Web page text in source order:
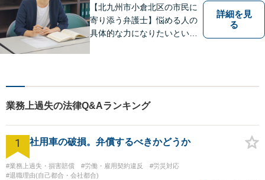
【北九州市小倉北区の市民に
寄り添う弁護士】悩める人の
具体的な力になりたいという
面を乗り越える手助けをして
ご相談ください。
詳細を見
る
業務上過失の法律Q&Aランキング
1 社用車の破損。弁償するべきかどうか
#業務上過失・損害賠償 #労働・雇用契約違反
#労災対応
#退職理由(自己都合・会社都合)